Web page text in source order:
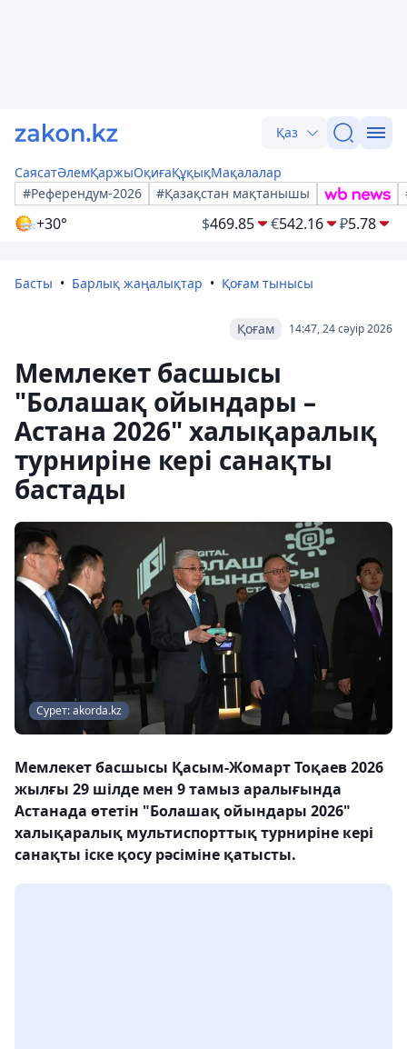
Қаз
СаясатӘлемҚаржыОқиғаҚұқықМақалалар
#Референдум-2026
#Қазақстан мақтанышы
+30° $469.85 €542.16 ₽5.78
Басты Барлық жаңалықтар Қоғам тынысы
14:47, 24 сәуір 2026
Қоғам
Мемлекет басшысы
"Болашақ ойындары –
Астана 2026" халықаралық
турниріне кері санақты
бастады
Сурет: akorda.kz
Мемлекет басшысы Қасым-Жомарт Тоқаев 2026
жылғы 29 шілде мен 9 тамыз аралығында
Астанада өтетін "Болашақ ойындары 2026"
халықаралық мультиспорттық турниріне кері
санақты іске қосу рәсіміне қатысты.